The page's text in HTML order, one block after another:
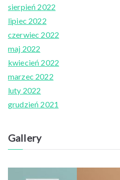
sierpień 2022
lipiec 2022
czerwiec 2022
maj 2022
kwiecień 2022
marzec 2022
luty 2022
grudzień 2021
Gallery